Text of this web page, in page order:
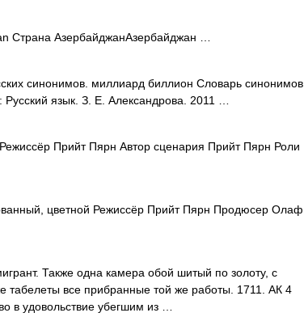
Страна АзербайджанАзербайджан …
синонимов. миллиард биллион Словарь синонимов
Русский язык. З. Е. Александрова. 2011 …
Прийт Пярн Автор сценария Прийт Пярн Роли
цветной Режиссёр Прийт Пярн Продюсер Олаф
Также одна камера обой шитый по золоту, с
табелеты все прибранные той же работы. 1711. АК 4
в удовольствие убегшим из …